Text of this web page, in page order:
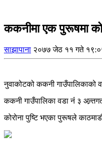
ककनीमा एक पुरूषमा
साझापाना २०७७ जेठ ११ गते
नुवाकोटको ककनी गाउँपालिकाको
ककनी गाउँपालिका वडा नंं ३
कोरोना पुष्टि भएका पुरूषले